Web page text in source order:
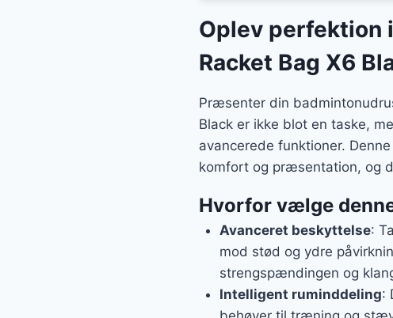
599 kr..549
Oplev perfektion
Racket Bag X6
Præsenter din
Black er ikke blot en taske,
avancerede funktioner.
komfort og præsentation, og
Hvorfor vælge
Avanceret beskyttelse:
mod stød og ydre
strengspændingen og
Intelligent ruminddeling: